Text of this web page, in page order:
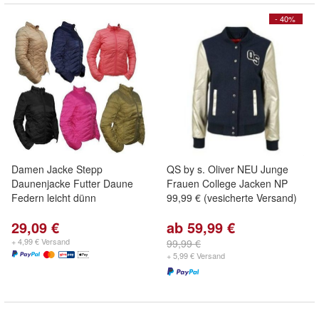
Damen Jacke Stepp
Daunenjacke Futter Daune
Federn leicht dünn
29,09 €
+ 4,99 € Versand
- 40%
QS by s. Oliver NEU Junge
Frauen College Jacken NP
99,99 € (vesicherte Versand)
ab 59,99 €
99,99 €
+ 5,99 € Versand